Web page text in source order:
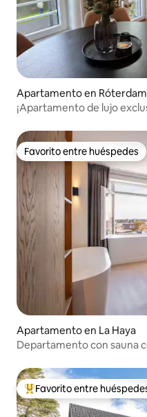
Apartamento en Róterdam
¡Apartamento de lujo
Favorito entre huéspedes
Favorito entre huéspedes
Apartamento en La Haya
Departamento con sauna
Favorito entre huéspedes
Favorito entre